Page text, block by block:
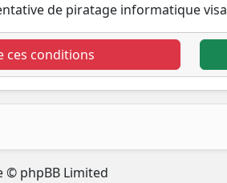
de piratage informatique
ces conditions
© phpBB Limited